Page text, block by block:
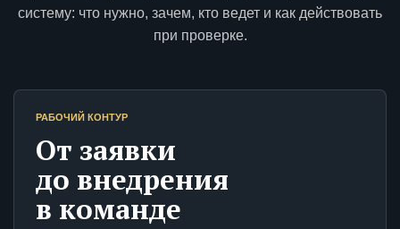
систему: что нужно, зачем, кто ведет и как действовать
при проверке.
РАБОЧИЙ КОНТУР
От заявки
до внедрения
в команде